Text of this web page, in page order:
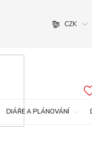
CZK
DIÁŘE A PLÁNOVÁNÍ